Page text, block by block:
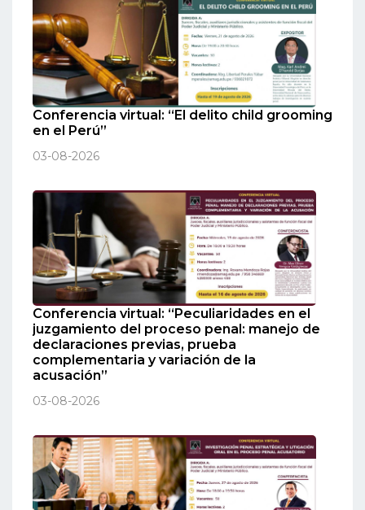
Conferencia virtual: “El delito child grooming
en el Perú”
03-08-2026
Conferencia virtual: “Peculiaridades en el
juzgamiento del proceso penal: manejo de
declaraciones previas, prueba
complementaria y variación de la
acusación”
03-08-2026